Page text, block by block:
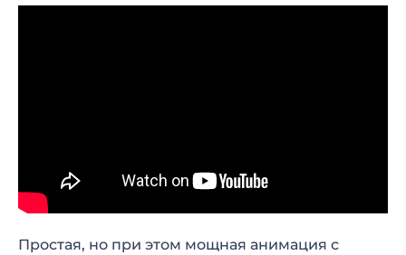
Простая, но при этом мощная анимация с